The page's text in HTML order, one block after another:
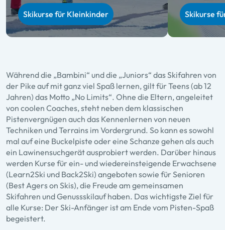
Skikurse für Kleinkinder Skikurse
Während die „Bambini“ und die „Juniors“ das Skifahren von
der Pike auf mit ganz viel Spaß lernen, gilt für Teens (ab 12
Jahren) das Motto „No Limits“. Ohne die Eltern, angeleitet
von coolen Coaches, steht neben dem klassischen
Pistenvergnügen auch das Kennenlernen von neuen
Techniken und Terrains im Vordergrund. So kann es sowohl
mal auf eine Buckelpiste oder eine Schanze gehen als auch
ein Lawinensuchgerät ausprobiert werden. Darüber hinaus
werden Kurse für ein- und wiedereinsteigende Erwachsene
(Learn2Ski und Back2Ski) angeboten sowie für Senioren
(Best Agers on Skis), die Freude am gemeinsamen
Skifahren und Genussskilauf haben. Das wichtigste Ziel für
alle Kurse: Der Ski-Anfänger ist am Ende vom Pisten-Spaß
begeistert.